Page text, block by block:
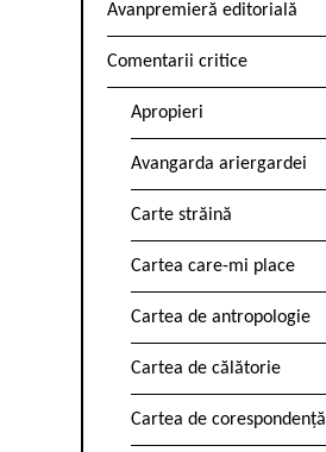
Avanpremieră editorială
Comentarii critice
Apropieri
Avangarda ariergardei
Carte străină
Cartea care-mi place
Cartea de antropologie
Cartea de călătorie
Cartea de corespondență